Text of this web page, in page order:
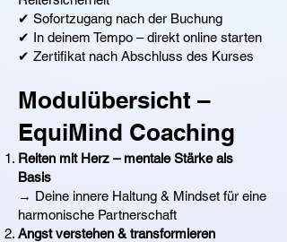
✔ Sofortzugang nach der Buchung
✔ In deinem Tempo – direkt online starten
✔ Zertifikat nach Abschluss des Kurses
Modulübersicht –
EquiMind Coaching
Reiten mit Herz – mentale Stärke als
Basis
→ Deine innere Haltung & Mindset für eine
harmonische Partnerschaft
Angst verstehen & transformieren